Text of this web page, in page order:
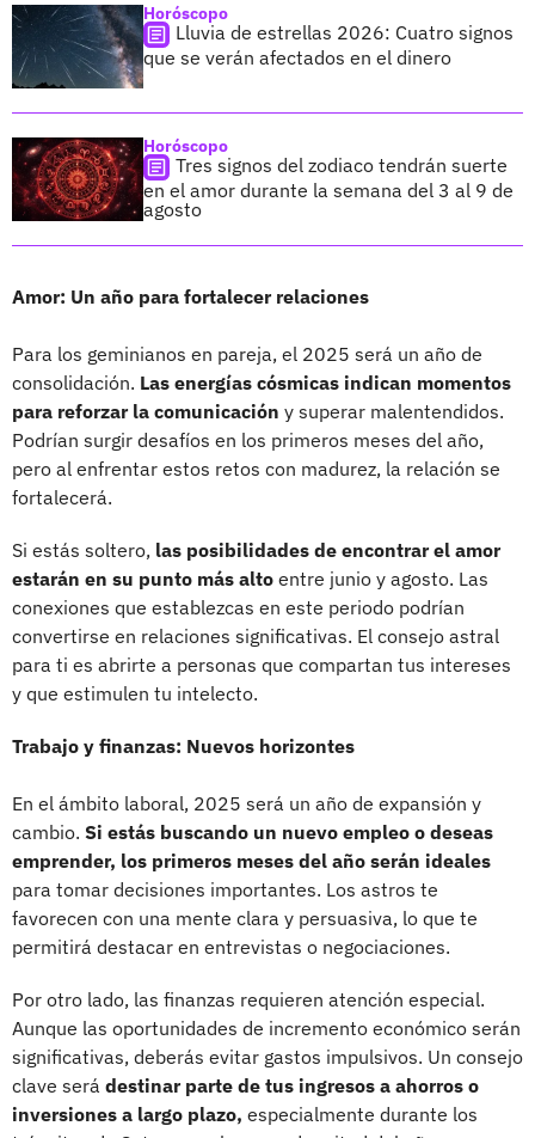
Horóscopo
Lluvia de estrellas 2026: Cuatro signos
que se verán afectados en el dinero
Horóscopo
Tres signos del zodiaco tendrán suerte
en el amor durante la semana del 3 al 9 de
agosto
Amor: Un año para fortalecer relaciones
Para los geminianos en pareja, el 2025 será un año de
consolidación. Las energías cósmicas indican momentos
para reforzar la comunicación y superar malentendidos.
Podrían surgir desafíos en los primeros meses del año,
pero al enfrentar estos retos con madurez, la relación se
fortalecerá.
Si estás soltero, las posibilidades de encontrar el amor
estarán en su punto más alto entre junio y agosto. Las
conexiones que establezcas en este periodo podrían
convertirse en relaciones significativas. El consejo astral
para ti es abrirte a personas que compartan tus intereses
y que estimulen tu intelecto.
Trabajo y finanzas: Nuevos horizontes
En el ámbito laboral, 2025 será un año de expansión y
cambio. Si estás buscando un nuevo empleo o deseas
emprender, los primeros meses del año serán ideales
para tomar decisiones importantes. Los astros te
favorecen con una mente clara y persuasiva, lo que te
permitirá destacar en entrevistas o negociaciones.
Por otro lado, las finanzas requieren atención especial.
Aunque las oportunidades de incremento económico serán
significativas, deberás evitar gastos impulsivos. Un consejo
clave será destinar parte de tus ingresos a ahorros o
inversiones a largo plazo, especialmente durante los